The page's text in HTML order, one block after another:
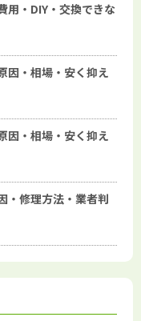
用・DIY・交換できな
因・相場・安く抑え
因・相場・安く抑え
・修理方法・業者判